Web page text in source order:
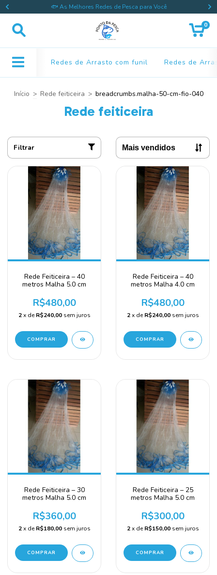
🐟 As Melhores Redes de Pesca para Você
0
Redes de Arrasto com funil Redes de
Início > Rede feiticeira > breadcrumbs.malha-50-cm-fio-040
Rede feiticeira
Filtrar
Rede Feiticeira – 40
metros Malha 5.0 cm
R$480,00
2 x deR$240,00 sem juros
COMPRAR
Rede Feiticeira – 40
metros Malha 4.0 cm
R$480,00
2 x deR$240,00 sem juros
COMPRAR
Rede Feiticeira – 30
metros Malha 5.0 cm
R$360,00
2 x deR$180,00 sem juros
COMPRAR
Rede Feiticeira – 25
metros Malha 5.0 cm
R$300,00
2 x deR$150,00 sem juros
COMPRAR